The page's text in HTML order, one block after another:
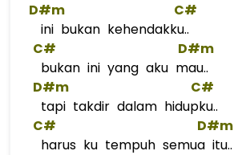
D#m
C#
ini bukan kehendakku..
C#
D#m
bukan ini yang aku mau..
D#m
C#
tapi takdir dalam hidupku..
C#
D#m
harus ku tempuh semua itu..